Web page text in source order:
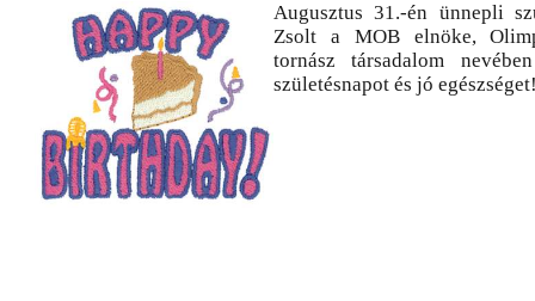
Augusztus 31.-én ünnepli
Zsolt a MOB elnöke,
tornász társadalom
születésnapot és jó